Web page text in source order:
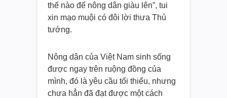
thế nào để nông dân giàu lên”, tui
xin mạo muội có đôi lời thưa Thủ
tướng.
Nông dân của Việt Nam sinh sống
được ngay trên ruộng đồng của
mình, đó là yêu cầu tối thiểu, nhưng
chưa hẳn đã đạt được một cách